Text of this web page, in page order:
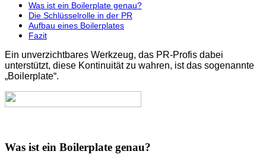
Was ist ein Boilerplate genau?
Die Schlüsselrolle in der PR
Aufbau eines Boilerplates
Fazit
Ein unverzichtbares Werkzeug, das PR-Profis dabei
unterstützt, diese Kontinuität zu wahren, ist das sogenannte
„Boilerplate“.
Was ist ein Boilerplate genau?